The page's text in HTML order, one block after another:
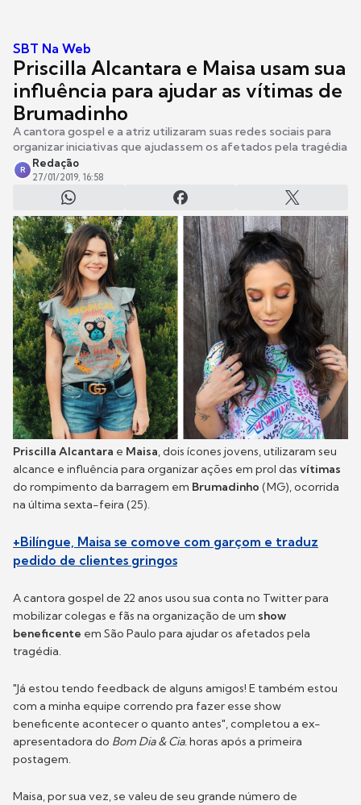
SBT Na Web
Priscilla Alcantara e Maisa usam sua
influência para ajudar as vítimas de
Brumadinho
A cantora gospel e a atriz utilizaram suas redes sociais para
organizar iniciativas que ajudassem os afetados pela tragédia
R
Redação
27/01/2019, 16:58
Priscilla Alcantara e Maisa, dois ícones jovens, utilizaram seu
alcance e influência para organizar ações em prol das vítimas
do rompimento da barragem em Brumadinho (MG), ocorrida
na última sexta-feira (25).
+Bilíngue, Maisa se comove com garçom e traduz
pedido de clientes gringos
A cantora gospel de 22 anos usou sua conta no Twitter para
mobilizar colegas e fãs na organização de um show
beneficente em São Paulo para ajudar os afetados pela
tragédia.
"Já estou tendo feedback de alguns amigos! E também estou
com a minha equipe correndo pra fazer esse show
beneficente acontecer o quanto antes", completou a ex-
apresentadora do Bom Dia & Cia.horas após a primeira
postagem.
Maisa, por sua vez, se valeu de seu grande número de